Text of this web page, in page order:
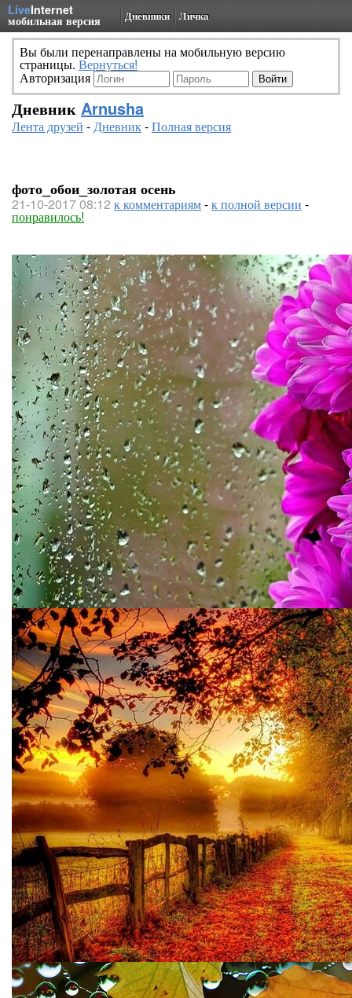
LiveInternet
мобильная версия Дневники Личка
Вы были перенаправлены на мобильную версию
страницы. Вернуться!
Авторизация
Дневник Arnusha
Лента друзей -Дневник-Полная версия
фото_обои_золотая осень
21-10-2017 08:12 к комментариям-к полной версии -
понравилось!